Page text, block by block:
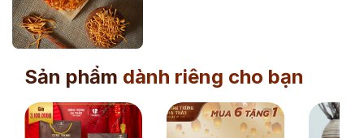
Sản phẩm dành riêng cho bạn